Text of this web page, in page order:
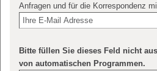
Anfragen und für die Korrespondenz
Bitte füllen Sie dieses Feld nicht
von automatischen Programmen.